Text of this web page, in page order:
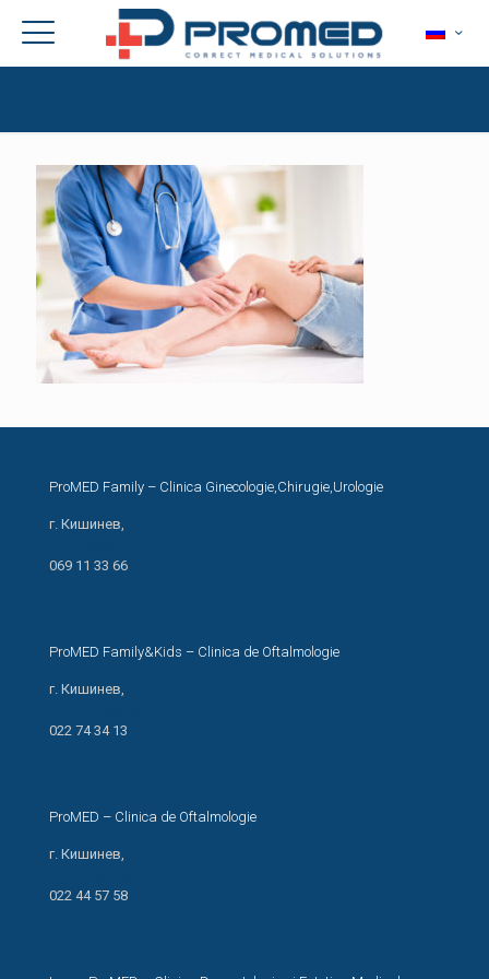
ProMED Family – Clinica Ginecologie,Chirugie,Urologie
г. Кишинев,
069 11 33 66
ProMED Family&Kids – Clinica de Oftalmologie
г. Кишинев,
022 74 34 13
ProMED – Clinica de Oftalmologie
г. Кишинев,
022 44 57 58